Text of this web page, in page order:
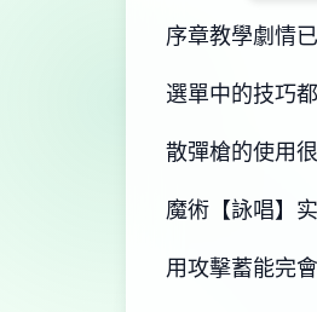
序章教學劇情
選單中的技巧
散彈槍的使用
魔術【詠唱】
用攻擊蓄能完